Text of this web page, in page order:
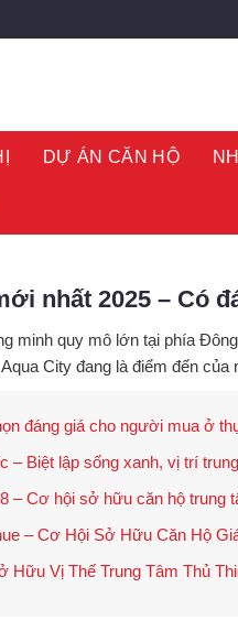
DỰ ÁN CĂN HỘ
nhất 2025 – Có
minh quy mô lớn tại phía
City đang là điểm đến
đáng giá cho người mua ở
– Biệt lập sống xanh, vị trí
– Cơ hội sở hữu căn hộ trung
– Cơ Hội Sở Hữu Căn Hộ
Hữu Vị Thế Trung Tâm Thủ